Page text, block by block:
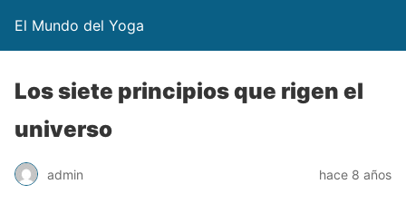
El Mundo del Yoga
Los siete principios que rigen el
universo
admin hace 8 años